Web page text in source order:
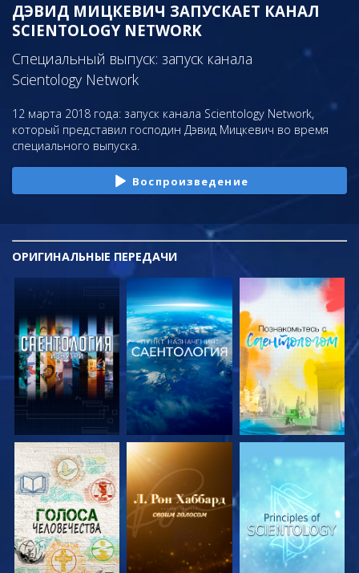
ДЭВИД МИЦКЕВИЧ ЗАПУСКАЕТ КАНАЛ
SCIENTOLOGY NETWORK
Специальный выпуск: запуск канала
Scientology Network
12 марта 2018 года: запуск канала Scientology Network,
который представил господин Дэвид Мицкевич во время
специального выпуска.
Воспроизведение
ОРИГИНАЛЬНЫЕПЕРЕДАЧИ
СМОТРЕТЬ
ПЕРЕДАЧИ
СМОТРЕТЬ
ПЕРЕДАЧИ
СМОТРЕТЬ
ПЕРЕДАЧИ